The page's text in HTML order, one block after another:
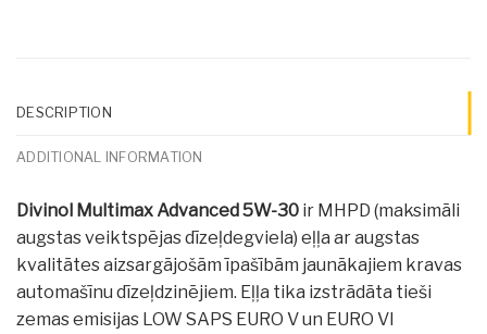
DESCRIPTION
ADDITIONAL INFORMATION
Divinol Multimax Advanced 5W-30 ir MHPD (maksimāli
augstas veiktspējas dīzeļdegviela) eļļa ar augstas
kvalitātes aizsargājošām īpašībām jaunākajiem kravas
automašīnu dīzeļdzinējiem. Eļļa tika izstrādāta tieši
zemas emisijas LOW SAPS EURO V un EURO VI